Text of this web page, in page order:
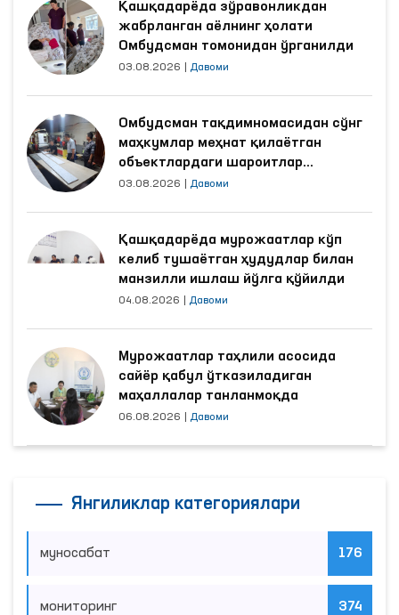
Қашқадарёда зўравонликдан
жабрланган аёлнинг ҳолати
Омбудсман томонидан ўрганилди
03.08.2026 Давоми
Омбудсман тақдимномасидан сўнг
маҳкумлар меҳнат қилаётган
объектлардаги шароитлар
яхшиланди
03.08.2026 Давоми
Қашқадарёда мурожаатлар кўп
келиб тушаётган ҳудудлар билан
манзилли ишлаш йўлга қўйилди
04.08.2026 Давоми
Мурожаатлар таҳлили асосида
сайёр қабул ўтказиладиган
маҳаллалар танланмоқда
06.08.2026 Давоми
Янгиликлар категориялари
муносабат 176
мониторинг 374